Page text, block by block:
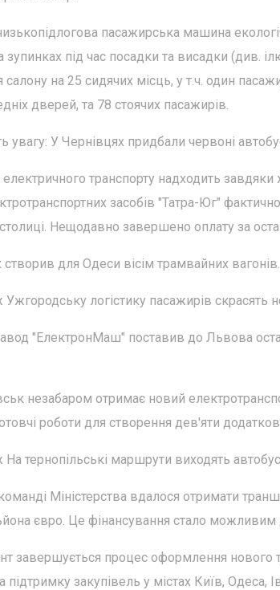
пасажирська машина
зупинках під час посадки та висадки (див.
на 25 сидячих місць, у т.ч. один
дверей, та 78 стоячих пасажирів.
увагу: У Чернівцях придбали червоні
електричного транспорту надходить
засобів "Татра-Юг"
Нещодавно завершено оплату за
для Одеси вісім трамвайних
Ужгородську логістику пасажирів скрасять
"ЕлектронМаш" поставив до Львова
незабаром отримає новий
роботи для створення дев'яти
На тернопільські маршрути виходять
Міністерства вдалося отримати
євро. Це фінансування стало можливим
завершується процес оформлення нового
підтримку закупівель у містах Київ, Одеса,